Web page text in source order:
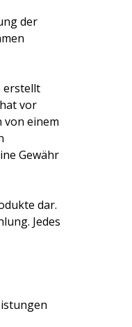
der
erstellt
vor
von einem
Gewähr
dar.
Jedes